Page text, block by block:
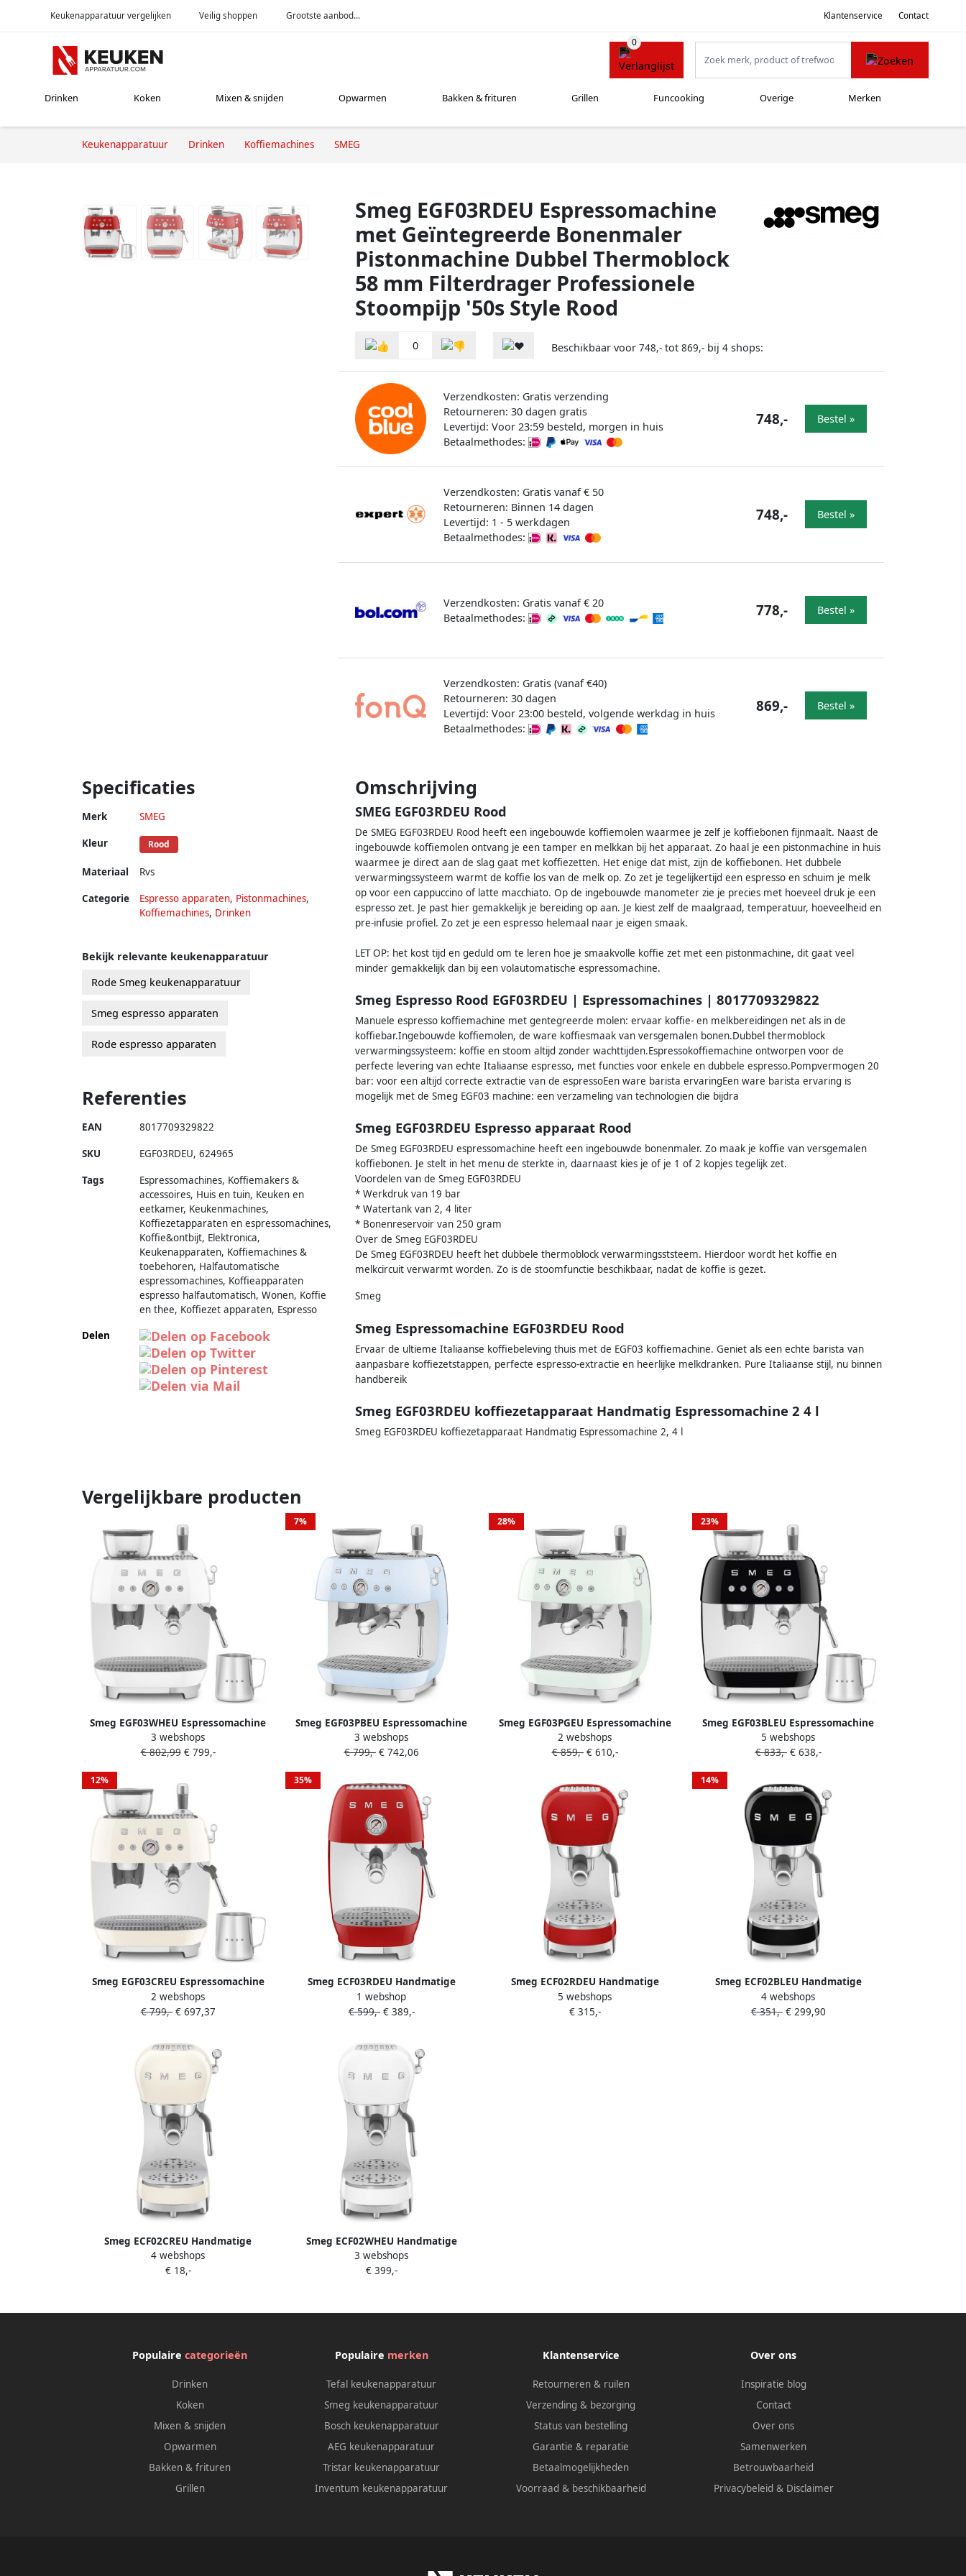
Keukenapparatuur vergelijken Veilig shoppen Grootste aanbod... Klantenservice Contact
Drinken Koken Mixen & snijden Opwarmen Bakken & frituren Grillen Funcooking Overige Merken
Keukenapparatuur Drinken Koffiemachines SMEG
Smeg EGF03RDEU Espressomachine
met Geïntegreerde Bonenmaler
Pistonmachine Dubbel Thermoblock
58 mm Filterdrager Professionele
Stoompijp '50s Style Rood
0 Beschikbaar voor 748,- tot 869,- bij 4 shops:
Verzendkosten: Gratis verzending
Retourneren: 30 dagen gratis
Levertijd: Voor 23:59 besteld, morgen in huis
Betaalmethodes:
748,- Bestel »
Verzendkosten: Gratis vanaf € 50
Retourneren: Binnen 14 dagen
Levertijd: 1 - 5 werkdagen
Betaalmethodes:
748,- Bestel »
Verzendkosten: Gratis vanaf € 20
Betaalmethodes:
778,- Bestel »
Verzendkosten: Gratis (vanaf €40)
Retourneren: 30 dagen
Levertijd: Voor 23:00 besteld, volgende werkdag in huis
Betaalmethodes:
869,- Bestel »
Specificaties
Merk SMEG
Kleur Rood
Materiaal Rvs
Categorie Espresso apparaten, Pistonmachines,
Koffiemachines, Drinken
Omschrijving
SMEG EGF03RDEU Rood
De SMEG EGF03RDEU Rood heeft een ingebouwde koffiemolen waarmee je zelf je koffiebonen fijnmaalt. Naast de
ingebouwde koffiemolen ontvang je een tamper en melkkan bij het apparaat. Zo haal je een pistonmachine in huis
waarmee je direct aan de slag gaat met koffiezetten. Het enige dat mist, zijn de koffiebonen. Het dubbele
verwarmingssysteem warmt de koffie los van de melk op. Zo zet je tegelijkertijd een espresso en schuim je melk
op voor een cappuccino of latte macchiato. Op de ingebouwde manometer zie je precies met hoeveel druk je een
espresso zet. Je past hier gemakkelijk je bereiding op aan. Je kiest zelf de maalgraad, temperatuur, hoeveelheid en
pre-infusie profiel. Zo zet je een espresso helemaal naar je eigen smaak.
LET OP: het kost tijd en geduld om te leren hoe je smaakvolle koffie zet met een pistonmachine, dit gaat veel
minder gemakkelijk dan bij een volautomatische espressomachine.
Smeg Espresso Rood EGF03RDEU | Espressomachines | 8017709329822
Manuele espresso koffiemachine met gentegreerde molen: ervaar koffie- en melkbereidingen net als in de
koffiebar.Ingebouwde koffiemolen, de ware koffiesmaak van versgemalen bonen.Dubbel thermoblock
verwarmingssysteem: koffie en stoom altijd zonder wachttijden.Espressokoffiemachine ontworpen voor de
perfecte levering van echte Italiaanse espresso, met functies voor enkele en dubbele espresso.Pompvermogen 20
bar: voor een altijd correcte extractie van de espressoEen ware barista ervaringEen ware barista ervaring is
mogelijk met de Smeg EGF03 machine: een verzameling van technologien die bijdra
Smeg EGF03RDEU Espresso apparaat Rood
De Smeg EGF03RDEU espressomachine heeft een ingebouwde bonenmaler. Zo maak je koffie van versgemalen
koffiebonen. Je stelt in het menu de sterkte in, daarnaast kies je of je 1 of 2 kopjes tegelijk zet.
Voordelen van de Smeg EGF03RDEU
* Werkdruk van 19 bar
* Watertank van 2, 4 liter
* Bonenreservoir van 250 gram
Over de Smeg EGF03RDEU
De Smeg EGF03RDEU heeft het dubbele thermoblock verwarmingsststeem. Hierdoor wordt het koffie en
melkcircuit verwarmt worden. Zo is de stoomfunctie beschikbaar, nadat de koffie is gezet.
Smeg
Smeg Espressomachine EGF03RDEU Rood
Ervaar de ultieme Italiaanse koffiebeleving thuis met de EGF03 koffiemachine. Geniet als een echte barista van
aanpasbare koffiezetstappen, perfecte espresso-extractie en heerlijke melkdranken. Pure Italiaanse stijl, nu binnen
handbereik
Smeg EGF03RDEU koffiezetapparaat Handmatig Espressomachine 2 4 l
Smeg EGF03RDEU koffiezetapparaat Handmatig Espressomachine 2, 4 l
Bekijk relevante keukenapparatuur
Rode Smeg keukenapparatuur
Smeg espresso apparaten
Rode espresso apparaten
Referenties
EAN 8017709329822
SKU EGF03RDEU, 624965
Tags
Espressomachines, Koffiemakers &
accessoires, Huis en tuin, Keuken en
eetkamer, Keukenmachines,
Koffiezetapparaten en espressomachines,
Koffie&ontbijt, Elektronica,
Keukenapparaten, Koffiemachines &
toebehoren, Halfautomatische
espressomachines, Koffieapparaten
espresso halfautomatisch, Wonen, Koffie
en thee, Koffiezet apparaten, Espresso
Delen
Vergelijkbare producten
Smeg EGF03WHEU Espressomachine
met Geïntegreerde Bonenmaler
Pistonmachine Dubbel Thermoblock 58
Stoompijp '50s Style Wit
3 webshops
€ 802,99€ 799,-
7%
Smeg EGF03PBEU Espressomachine
met Geïntegreerde Bonenmaler
Pistonmachine Dubbel Thermoblock 58
Stoompijp '50s Style Pastelblauw
3 webshops
€ 799,-€ 742,06
28%
Smeg EGF03PGEU Espressomachine
met Geïntegreerde Bonenmaler
Pistonmachine Dubbel Thermoblock 58
Stoompijp '50s Style Watergroen
2 webshops
€ 859,-€ 610,-
23%
Smeg EGF03BLEU Espressomachine
met Geïntegreerde Bonenmaler
Pistonmachine Dubbel Thermoblock 58
Stoompijp '50s Style Zwart
5 webshops
€ 833,-€ 638,-
12%
Smeg EGF03CREU Espressomachine
met Geïntegreerde Bonenmaler
Pistonmachine Dubbel Thermoblock 58
Stoompijp '50s Style Crème
2 webshops
€ 799,-€ 697,37
35%
Smeg ECF03RDEU Handmatige
Espressomachine Pistonmachine Cold
Brew 15 Bar 58 mm Filterdrager
'50s Style Rood
1 webshop
€ 599,-€ 389,-
Smeg ECF02RDEU Handmatige
Espressomachine Pistonmachine 15
Bar Thermoblock Stoompijp Geschikt
5 webshops
€ 315,-
14%
Smeg ECF02BLEU Handmatige
Espressomachine Pistonmachine 15
Bar Thermoblock Stoompijp Geschikt
4 webshops
€ 351,-€ 299,90
Smeg ECF02CREU Handmatige
Espressomachine Pistonmachine 15
Bar Thermoblock Stoompijp Geschikt
4 webshops
€ 18,-
Smeg ECF02WHEU Handmatige
Espressomachine Pistonmachine 15
Bar Thermoblock Stoompijp Geschikt
3 webshops
€ 399,-
Populairecategorieën
Drinken
Koken
Mixen & snijden
Opwarmen
Bakken & frituren
Grillen
Populaire merken
Tefal keukenapparatuur
Smeg keukenapparatuur
Bosch keukenapparatuur
AEG keukenapparatuur
Tristar keukenapparatuur
Inventum keukenapparatuur
Klantenservice
Retourneren & ruilen
Verzending & bezorging
Status van bestelling
Garantie & reparatie
Betaalmogelijkheden
Voorraad & beschikbaarheid
Over ons
Inspiratie blog
Contact
Over ons
Samenwerken
Betrouwbaarheid
Privacybeleid & Disclaimer